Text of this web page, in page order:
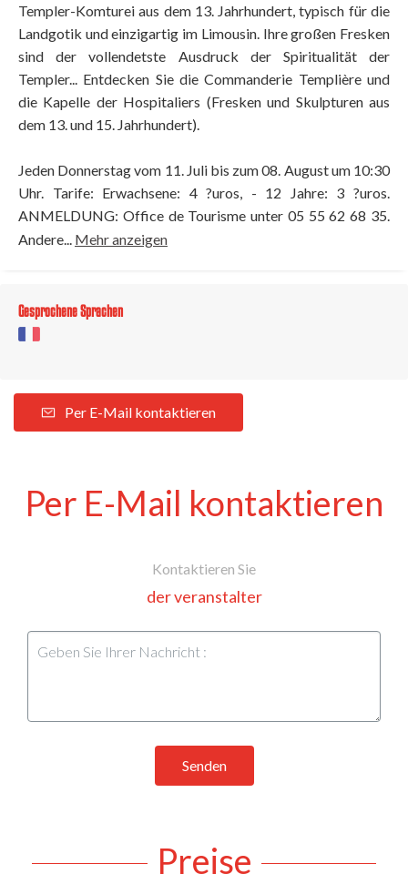
Templer-Komturei aus dem 13. Jahrhundert, typisch für die
Landgotik und einzigartig im Limousin. Ihre großen Fresken
sind der vollendetste Ausdruck der Spiritualität der
Templer... Entdecken Sie die Commanderie Templière und
die Kapelle der Hospitaliers (Fresken und Skulpturen aus
dem 13. und 15. Jahrhundert).
Jeden Donnerstag vom 11. Juli bis zum 08. August um 10:30
Uhr. Tarife: Erwachsene: 4 ?uros, - 12 Jahre: 3 ?uros.
ANMELDUNG: Office de Tourisme unter 05 55 62 68 35.
Andere... Mehr anzeigen
Gesprochene Sprachen
Per E-Mail kontaktieren
Per E-Mail kontaktieren
Kontaktieren Sie
der veranstalter
Senden
Preise